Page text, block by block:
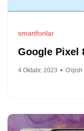
smartfonlar
Google Pixel
4 Oktabr, 2023 O'qish